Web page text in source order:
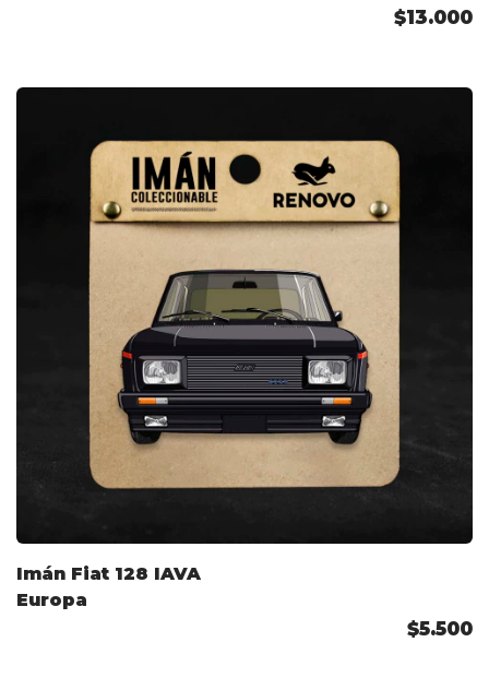
$13.000
Imán Fiat 128 IAVA
Europa
$5.500